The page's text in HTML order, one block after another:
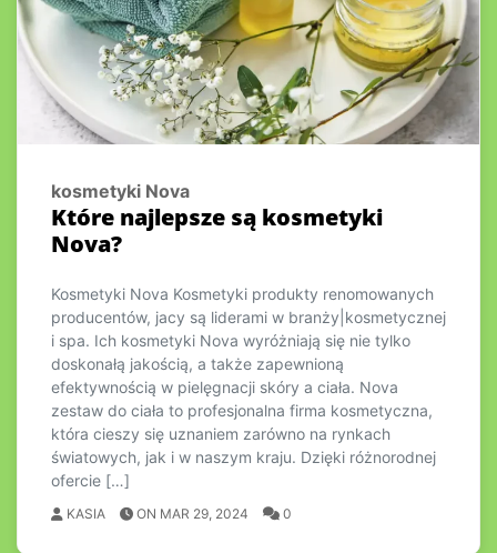
kosmetyki Nova
Które najlepsze są kosmetyki
Nova?
Kosmetyki Nova Kosmetyki produkty renomowanych
producentów, jacy są liderami w branży|kosmetycznej
i spa. Ich kosmetyki Nova wyróżniają się nie tylko
doskonałą jakością, a także zapewnioną
efektywnością w pielęgnacji skóry a ciała. Nova
zestaw do ciała to profesjonalna firma kosmetyczna,
która cieszy się uznaniem zarówno na rynkach
światowych, jak i w naszym kraju. Dzięki różnorodnej
ofercie […]
KASIA ON MAR 29, 2024 0